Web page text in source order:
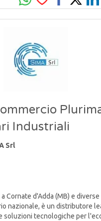
Industriali
Srl
a Cornate d'Adda (MB) e diverse
nazionale, è un distributore
soluzioni tecnologiche per